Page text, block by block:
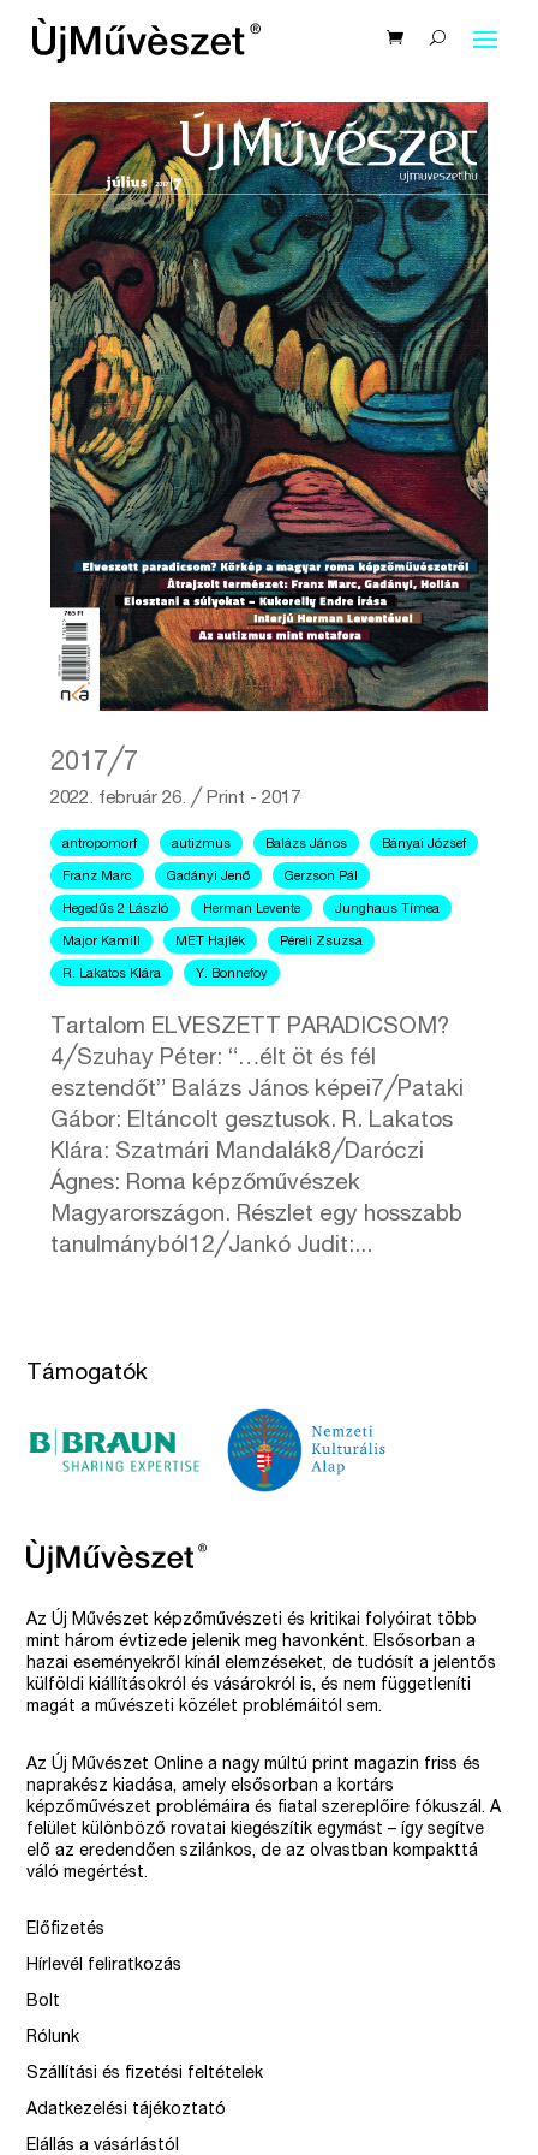
2017╱7
2022. február 26. ╱ Print - 2017
antropomorf autizmus Balázs János Bányai József
Franz Marc Gadányi Jenő Gerzson Pál
Hegedűs 2 László Herman Levente Junghaus Tímea
Major Kamill MET Hajlék Péreli Zsuzsa
R. Lakatos Klára Y. Bonnefoy
Tartalom ELVESZETT PARADICSOM?
4╱Szuhay Péter: “…élt öt és fél
esztendőt” Balázs János képei7╱Pataki
Gábor: Eltáncolt gesztusok. R. Lakatos
Klára: Szatmári Mandalák8╱Daróczi
Ágnes: Roma képzőművészek
Magyarországon. Részlet egy hosszabb
tanulmányból12╱Jankó Judit:...
Támogatók
Az Új Művészet képzőművészeti és kritikai folyóirat több
mint három évtizede jelenik meg havonként. Elsősorban a
hazai eseményekről kínál elemzéseket, de tudósít a jelentős
külföldi kiállításokról és vásárokról is, és nem függetleníti
magát a művészeti közélet problémáitól sem.
Az Új Művészet Online a nagy múltú print magazin friss és
naprakész kiadása, amely elsősorban a kortárs
képzőművészet problémáira és fiatal szereplőire fókuszál. A
felület különböző rovatai kiegészítik egymást – így segítve
elő az eredendően szilánkos, de az olvastban kompakttá
váló megértést.
Előfizetés
Hírlevél feliratkozás
Bolt
Rólunk
Szállítási és fizetési feltételek
Adatkezelési tájékoztató
Elállás a vásárlástól